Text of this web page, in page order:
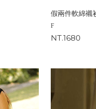
假兩件軟綿襯
F
NT.1680